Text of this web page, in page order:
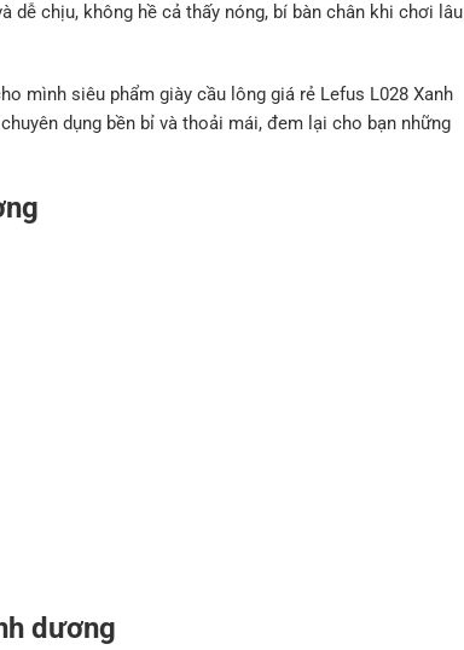
dễ chịu, không hề cả thấy nóng, bí bàn chân khi chơi lâu
mình siêu phẩm giày cầu lông giá rẻ Lefus L028 Xanh
dụng bền bỉ và thoải mái, đem lại cho bạn những
dương